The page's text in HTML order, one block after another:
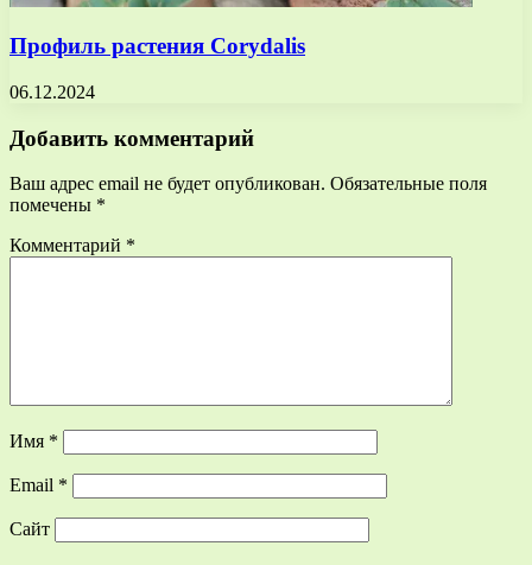
Профиль растения Corydalis
06.12.2024
Добавить комментарий
Ваш адрес email не будет опубликован. Обязательные поля
помечены *
Комментарий *
Имя *
Email *
Сайт